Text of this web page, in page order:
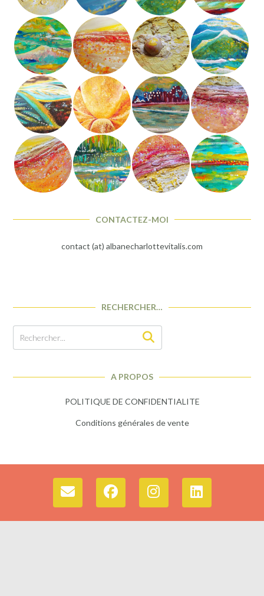
CONTACTEZ-MOI
contact (at) albanecharlottevitalis.com
RECHERCHER…
A PROPOS
POLITIQUE DE CONFIDENTIALITE
Conditions générales de vente